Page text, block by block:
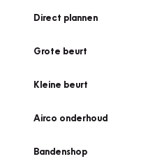
Direct plannen
Grote beurt
Kleine beurt
Airco onderhoud
Bandenshop